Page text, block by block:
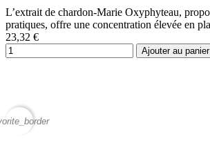
L’extrait de chardon-Marie Oxyphyteau,
pratiques, offre une concentration élevée en
23,32 €
Ajouter au panier